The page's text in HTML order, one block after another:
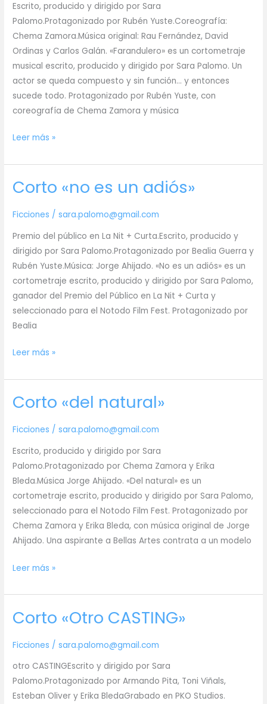
Escrito, producido y dirigido por Sara
Palomo.Protagonizado por Rubén Yuste.Coreografía:
Chema Zamora.Música original: Rau Fernández, David
Ordinas y Carlos Galán. «Farandulero» es un cortometraje
musical escrito, producido y dirigido por Sara Palomo. Un
actor se queda compuesto y sin función… y entonces
sucede todo. Protagonizado por Rubén Yuste, con
coreografía de Chema Zamora y música
Corto
Leer más »
Corto «no es un adiós»
Ficciones /sara.palomo@gmail.com
Premio del público en La Nit + Curta.Escrito, producido y
dirigido por Sara Palomo.Protagonizado por Bealia Guerra y
Rubén Yuste.Música: Jorge Ahijado. «No es un adiós» es un
cortometraje escrito, producido y dirigido por Sara Palomo,
ganador del Premio del Público en La Nit + Curta y
seleccionado para el Notodo Film Fest. Protagonizado por
Bealia
Corto
es
un
Leer más »
Corto «del natural»
Ficciones /sara.palomo@gmail.com
Escrito, producido y dirigido por Sara
Palomo.Protagonizado por Chema Zamora y Erika
Bleda.Música Jorge Ahijado. «Del natural» es un
cortometraje escrito, producido y dirigido por Sara Palomo,
seleccionado para el Notodo Film Fest. Protagonizado por
Chema Zamora y Erika Bleda, con música original de Jorge
Ahijado. Una aspirante a Bellas Artes contrata a un modelo
Corto
natural»
Leer más »
Corto «Otro CASTING»
Ficciones /sara.palomo@gmail.com
otro CASTINGEscrito y dirigido por Sara
Palomo.Protagonizado por Armando Pita, Toni Viñals,
Esteban Oliver y Erika BledaGrabado en PKO Studios.